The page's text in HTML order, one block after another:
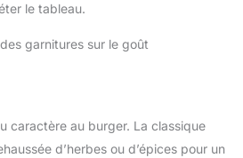
le tableau.
garnitures sur le goût
caractère au burger. La classique
d’herbes ou d’épices pour un